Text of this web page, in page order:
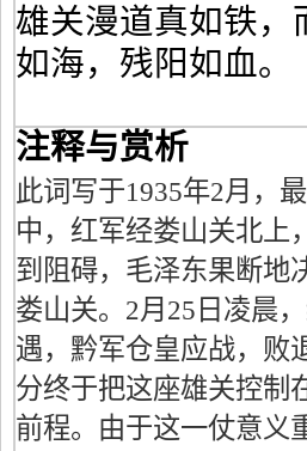
雄关漫道真如铁，
如海，残阳如血。
注释与赏析
此词写于1935年2月，
中，红军经娄山关北上
到阻碍，毛泽东果断地
娄山关。2月25日凌晨
遇，黔军仓皇应战，败
分终于把这座雄关控制
前程。由于这一仗意义